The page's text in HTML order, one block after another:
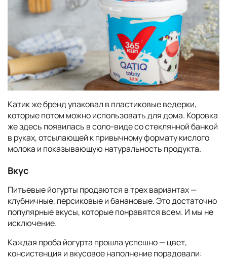
Катик же бренд упаковал в пластиковые ведерки,
которые потом можно использовать для дома. Коровка
же здесь появилась в соло-виде со стеклянной банкой
в руках, отсылающей к привычному формату кислого
молока и показывающую натуральность продукта.
Вкус
Питьевые йогурты продаются в трех вариантах —
клубничные, персиковые и банановые. Это достаточно
популярные вкусы, которые понравятся всем. И мы не
исключение.
Каждая проба йогурта прошла успешно — цвет,
консистенция и вкусовое наполнение порадовали: